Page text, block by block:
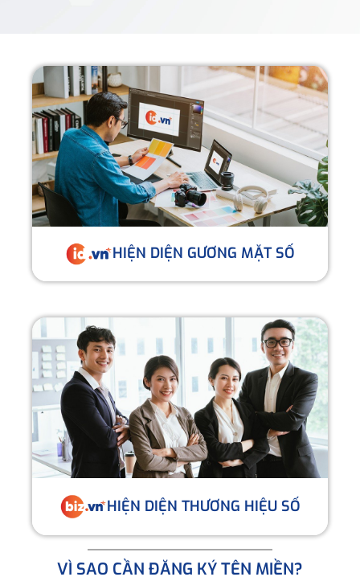
HIỆN DIỆN GƯƠNG MẶT SỐ
HIỆN DIỆN THƯƠNG HIỆU SỐ
VÌ SAO CẦN ĐĂNG KÝ TÊN MIỀN?